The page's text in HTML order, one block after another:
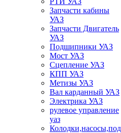
Запчасти кабины
УАЗ
Запчасти Двигатель
УАЗ
Подшипники УАЗ
Мост УАЗ
Сцепление УАЗ
КПП УАЗ
Метизы УАЗ
Вал карданный УАЗ
Электрика УАЗ
рулевое управление
уаз